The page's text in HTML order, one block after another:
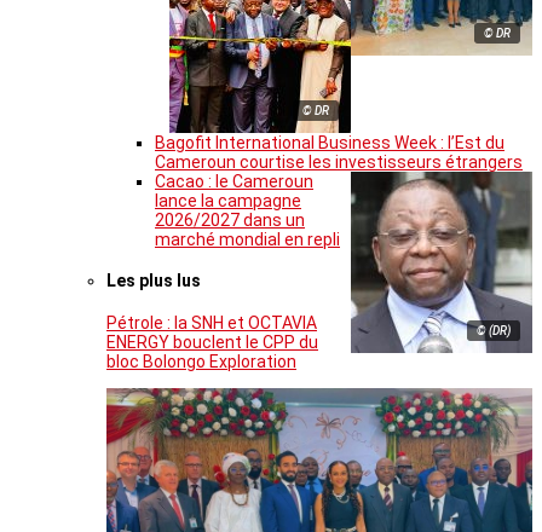
© DR
© DR
Bagofit International Business Week : l’Est du
Cameroun courtise les investisseurs étrangers
© (DR)
Cacao : le Cameroun
lance la campagne
2026/2027 dans un
marché mondial en repli
Les plus lus
Pétrole : la SNH et OCTAVIA
ENERGY bouclent le CPP du
bloc Bolongo Exploration